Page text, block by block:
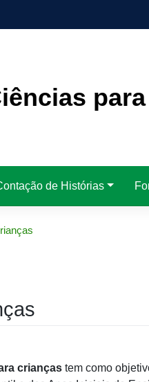
de Histórias
crianças tem como